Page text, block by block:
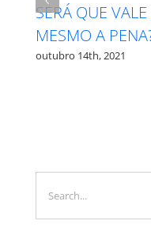
DE
for: